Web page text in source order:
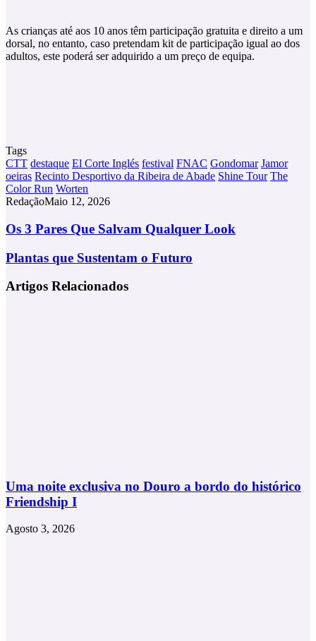
As crianças até aos 10 anos têm participação gratuita e direito a um
dorsal, no entanto, caso pretendam kit de participação igual ao dos
adultos, este poderá ser adquirido a um preço de equipa.
Tags
CTT destaque El Corte Inglés festival FNAC Gondomar Jamor
oeiras Recinto Desportivo da Ribeira de Abade Shine Tour The
Color Run Worten
RedaçãoMaio 12, 2026
Os
Pares
Que
Qualquer
Os 3 Pares Que Salvam Qualquer Look
Plantas
Sustentam
o
Plantas que Sustentam o Futuro
Artigos Relacionados
Uma noite exclusiva no Douro a bordo do histórico
Friendship I
Agosto 3, 2026